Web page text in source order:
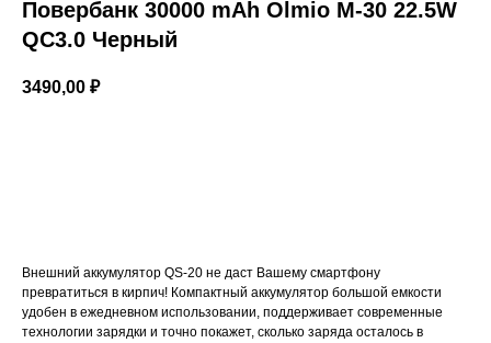
Повербанк 30000 mAh Olmio М-30 22.5W
QC3.0 Черный
3490,00 ₽
Внешний аккумулятор QS-20 не даст Вашему смартфону
превратиться в кирпич! Компактный аккумулятор большой емкости
удобен в ежедневном использовании, поддерживает современные
технологии зарядки и точно покажет, сколько заряда осталось в